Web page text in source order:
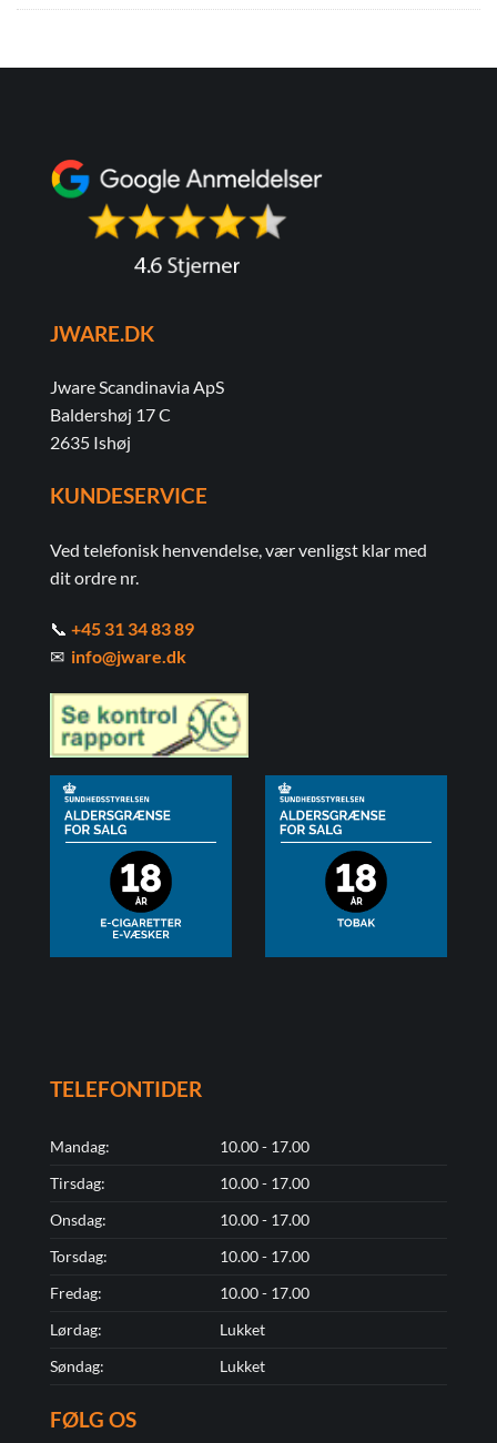
JWARE.DK
Jware Scandinavia ApS
Baldershøj 17 C
2635 Ishøj
KUNDESERVICE
Ved telefonisk henvendelse, vær venligst klar med
dit ordre nr.
📞 +45 31 34 83 89
✉ info@jware.dk
TELEFONTIDER
Mandag:
10.00 - 17.00
Tirsdag:
10.00 - 17.00
Onsdag:
10.00 - 17.00
Torsdag:
10.00 - 17.00
Fredag:
10.00 - 17.00
Lørdag:
Lukket
Søndag:
Lukket
FØLG OS